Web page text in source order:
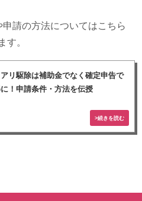
請の方法についてはこちら
す。
リ駆除は補助金でなく確定申告で
！申請条件・方法を伝授